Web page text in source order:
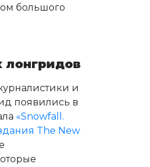
большого
лонгридов
и
появились в
«Snowfall.
The New